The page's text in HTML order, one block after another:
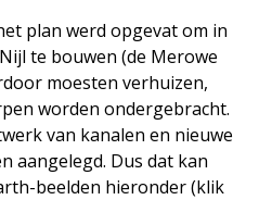
plan werd opgevat om in
te bouwen (de Merowe
moesten verhuizen,
worden ondergebracht.
van kanalen en nieuwe
aangelegd. Dus dat kan
beelden hieronder (klik